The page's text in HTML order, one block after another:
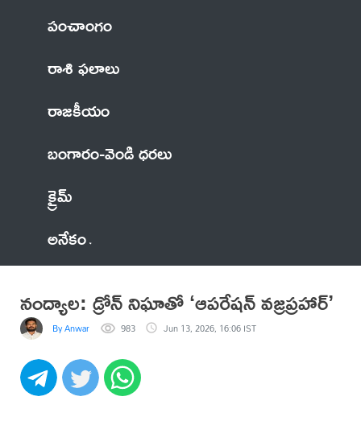
పంచాంగం
రాశి ఫలాలు
రాజకీయం
బంగారం-వెండి ధరలు
క్రైమ్
అనేకం
నంద్యాల: డ్రోన్ నిఘాతో ‘ఆపరేషన్ వజ్రప్రహార్’
By Anwar 983 Jun 13, 2026, 16:06 IST